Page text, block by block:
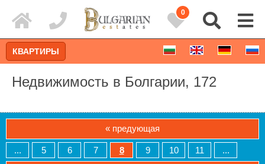
0
КВАРТИРЫ
Недвижимость в Болгарии, 172
« предующая
... 5 6 7 8 9 10 11 ...